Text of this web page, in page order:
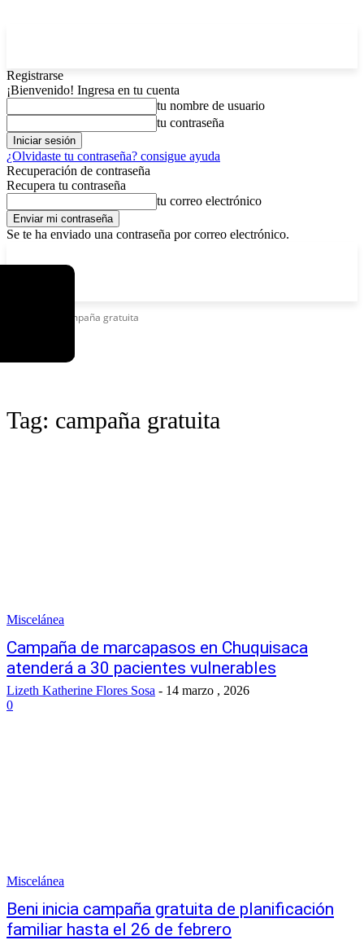
Registrarse
¡Bienvenido! Ingresa en tu cuenta
tu nombre de usuario
tu contraseña
¿Olvidaste tu contraseña? consigue ayuda
Recuperación de contraseña
Recupera tu contraseña
tu correo electrónico
Se te ha enviado una contraseña por correo electrónico.
Campaña gratuita
Tag: campaña gratuita
Miscelánea
Campaña de marcapasos en Chuquisaca
atenderá a 30 pacientes vulnerables
Lizeth Katherine Flores Sosa - 14 marzo , 2026
0
Miscelánea
Beni inicia campaña gratuita de planificación
familiar hasta el 26 de febrero